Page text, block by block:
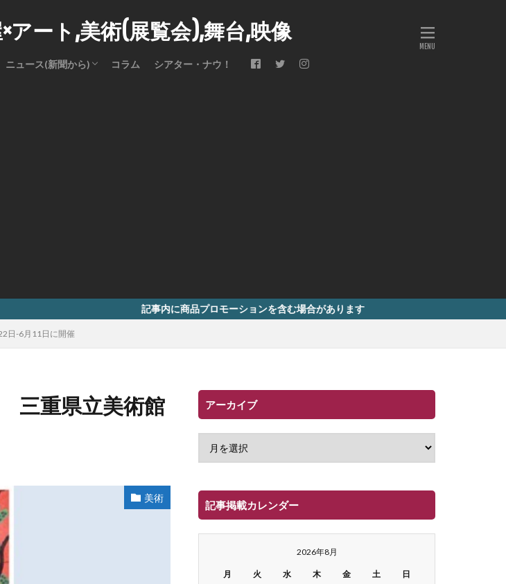
×アート,美術(展覧会),舞台,映像
ニュース(新聞から) コラム シアター・ナウ！
記事内に商品プロモーションを含む場合があります
日-6月11日に開催
三重県立美術館
美術
アーカイブ
記事掲載カレンダー
2026年8月
月 火 水 木 金 土 日